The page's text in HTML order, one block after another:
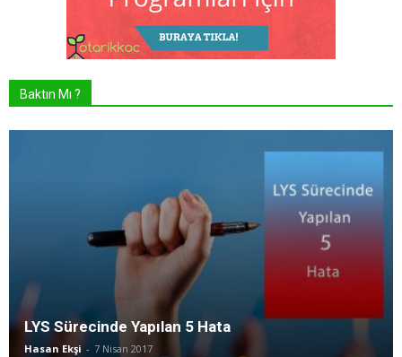
Baktın Mı ?
LYS Sürecinde Yapılan 5 Hata
Hasan Ekşi - 7 Nisan 2017